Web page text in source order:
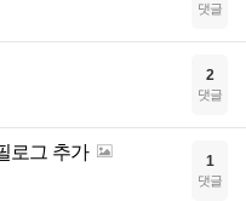
댓글
2
댓글
로그 추가 1
댓글